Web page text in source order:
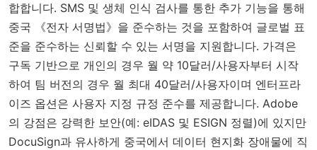
합합니다. SMS 및 생체 인식 검사를 통한 추가 기능을 통해
중국 《전자 서명법》을 준수하는 것을 포함하여 글로벌 표
준을 준수하는 신뢰할 수 있는 서명을 지원합니다. 가격은
구독 기반으로 개인의 경우 월 약 10달러/사용자부터 시작
하여 팀 버전의 경우 월 최대 40달러/사용자이며 엔터프라
이즈 옵션은 사용자 지정 규정 준수를 제공합니다. Adobe
의 강점은 강력한 보안(예: eIDAS 및 ESIGN 정렬)에 있지만
DocuSign과 유사하게 중국에서 데이터 현지화 장애물에 직